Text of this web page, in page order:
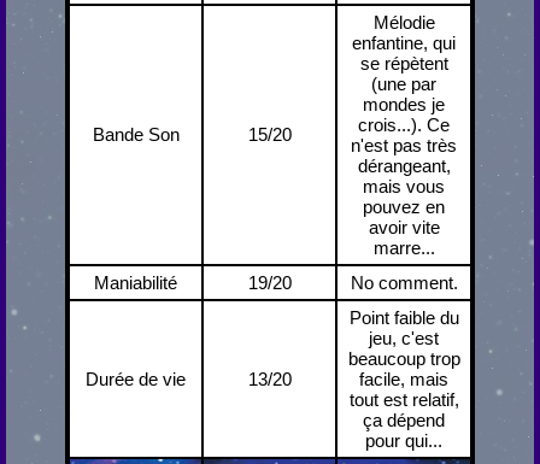
Bande Son 15/20
Mélodie
enfantine, qui
se répètent
(une par
mondes je
crois...). Ce
n'est pas très
dérangeant,
mais vous
pouvez en
avoir vite
marre...
Maniabilité
19/20 No comment.
Durée de vie 13/20
Point faible du
jeu, c'est
beaucoup trop
facile, mais
tout est relatif,
ça dépend
pour qui...